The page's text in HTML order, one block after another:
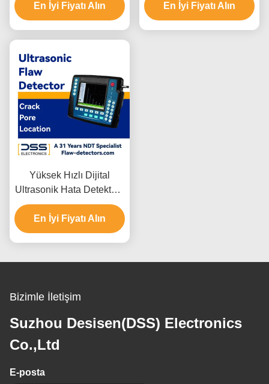
Hata Dedektörü.
En İyi Fiyatı Alın
frekansı 0.4-20 MHz
En İyi Fiyatı Alın
Yüksek Hızlı Dijital
Ultrasonik Hata Detektörü
640*480 Yüksek
Çözünürlüklü Renkli
Ekran
En İyi Fiyatı Alın
Bizimle İletişim
Suzhou Desisen(DSS) Electronics
Co.,Ltd
E-posta